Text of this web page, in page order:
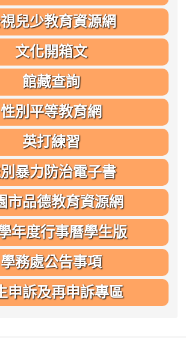
兒少教育資源網
文化開箱文
館藏查詢
性別平等教育網
英打練習
暴力防治電子書
市品德教育資源網
年度行事曆學生版
學務處公告事項
申訴及再申訴專區